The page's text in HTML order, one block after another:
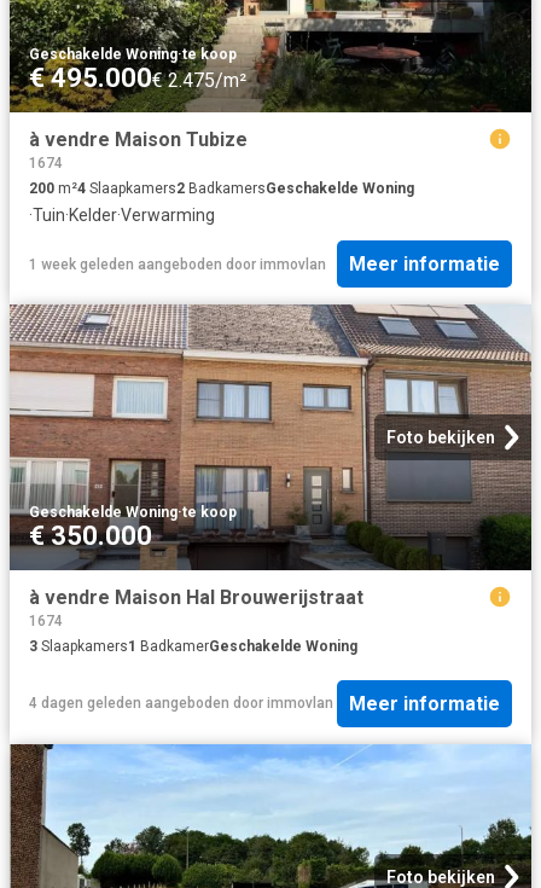
Geschakelde Woning·te koop
€ 495.000€ 2.475/m²
à vendre Maison Tubize
1674
200 m²4 Slaapkamers2 BadkamersGeschakelde Woning
·Tuin·Kelder·Verwarming
1 week geleden aangeboden door immovlan Meer informatie
Foto bekijken
Geschakelde Woning·te koop
€ 350.000
à vendre Maison Hal Brouwerijstraat
1674
3 Slaapkamers1 BadkamerGeschakelde Woning
4 dagen geleden aangeboden door immovlan Meer informatie
Foto bekijken